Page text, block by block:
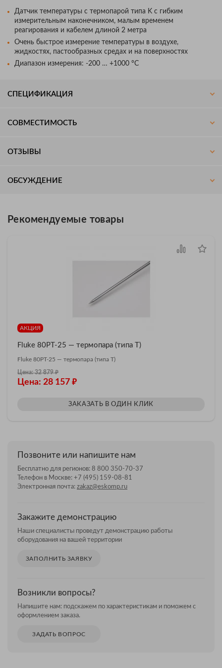
Датчик температуры с термопарой типа K с гибким
измерительным наконечником, малым временем
реагирования и кабелем длиной 2 метра
Очень быстрое измерение температуры в воздухе,
жидкостях, пастообразных средах и на поверхностях
Диапазон измерения: -200 … +1000 °C
СПЕЦИФИКАЦИЯ
СОВМЕСТИМОСТЬ
ОТЗЫВЫ
ОБСУЖДЕНИЕ
Рекомендуемые товары
АКЦИЯ
Fluke 80PT-25 — термопара (типа T)
Fluke 80PT-25 — термопара (типа T)
Цена: 32 879₽
Цена: 28 157 ₽
ЗАКАЗАТЬ В ОДИН КЛИК
Позвоните или напишите нам
Бесплатно для регионов: 8 800 350-70-37
Телефон в Москве: +7 (495) 159-08-81
Электронная почта: zakaz@eskomp.ru
Закажите демонстрацию
Наши специалисты проведут демонстрацию работы
оборудования на вашей территории
ЗАПОЛНИТЬ ЗАЯВКУ
Возникли вопросы?
Напишите нам: подскажем по характеристикам и поможем с
оформлением заказа.
ЗАДАТЬ ВОПРОС